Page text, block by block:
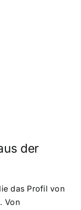
der
das Profil von
Von